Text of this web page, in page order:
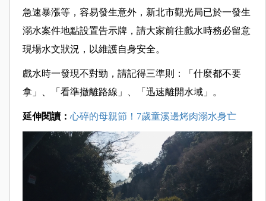
急速暴漲等，容易發生意外，新北市觀光局已於一發生
溺水案件地點設置告示牌，請大家前往戲水時務必留意
現場水文狀況，以維護自身安全。
戲水時一發現不對勁，請記得三準則：「什麼都不要
拿」、「看準撤離路線」、「迅速離開水域」。
延伸閱讀： 心碎的母親節！7歲童溪邊烤肉溺水身亡